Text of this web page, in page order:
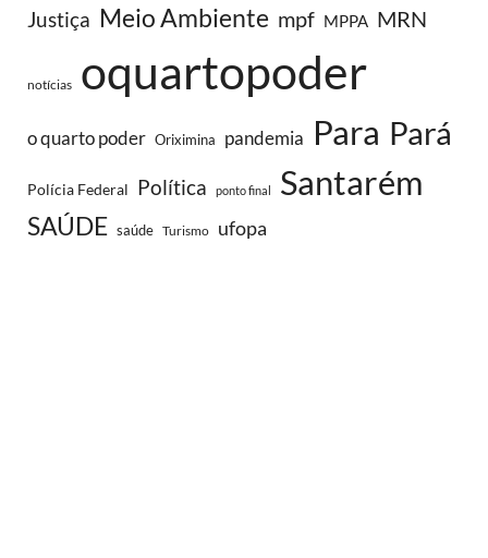
Justiça Meio Ambiente mpf MPPA MRN
notícias oquartopoder
o quarto poder Oriximina pandemia Para Pará
Polícia Federal Política ponto final Santarém
SAÚDE saúde Turismo ufopa